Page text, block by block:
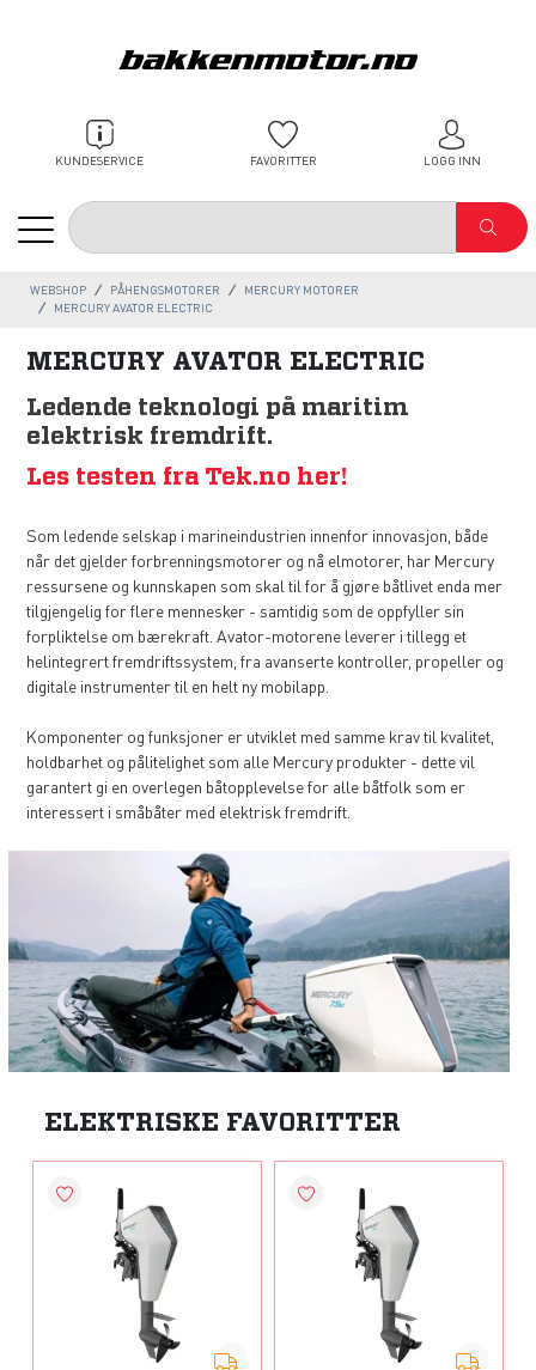
KUNDESERVICE FAVORITTER LOGG INN
WEBSHOP PÅHENGSMOTORER
MERCURY MOTORER
MERCURY AVATOR ELECTRIC
MERCURY AVATOR ELECTRIC
Ledende teknologi på maritim
elektrisk fremdrift.
Les testen fra Tek.no her!
Som ledende selskap i marineindustrien innenfor innovasjon, både
når det gjelder forbrenningsmotorer og nå elmotorer, har Mercury
ressursene og kunnskapen som skal til for å gjøre båtlivet enda mer
tilgjengelig for flere mennesker - samtidig som de oppfyller sin
forpliktelse om bærekraft. Avator-motorene leverer i tillegg et
helintegrert fremdriftssystem, fra avanserte kontroller, propeller og
digitale instrumenter til en helt ny mobilapp.
Komponenter og funksjoner er utviklet med samme krav til kvalitet,
holdbarhet og pålitelighet som alle Mercury produkter - dette vil
garantert gi en overlegen båtopplevelse for alle båtfolk som er
interessert i småbåter med elektrisk fremdrift.
ELEKTRISKE FAVORITTER